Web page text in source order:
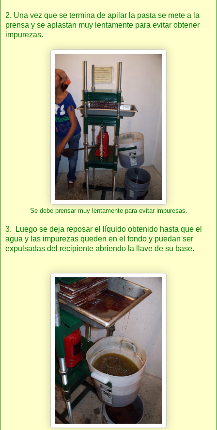
2. Una vez que se termina de apilar la pasta se mete a la
prensa y se aplastan muy lentamente para evitar obtener
impurezas.
Se debe prensar muy lentamente para evitar impuresas.
3. Luego se deja reposar el líquido obtenido hasta que el
agua y las impurezas queden en el fondo y puedan ser
expulsadas del recipiente abriendo la llave de su base.